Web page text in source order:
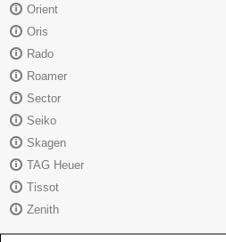
Orient
Oris
Rado
Roamer
Sector
Seiko
Skagen
TAG Heuer
Tissot
Zenith